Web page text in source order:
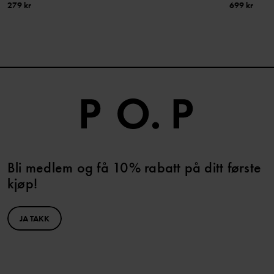
279 kr
699 kr
Bli medlem og få 10% rabatt på ditt første
kjøp!
JA TAKK